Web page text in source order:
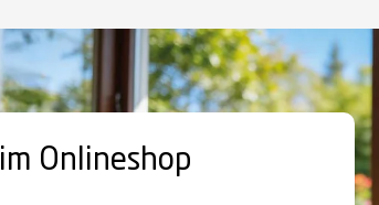
Onlineshop